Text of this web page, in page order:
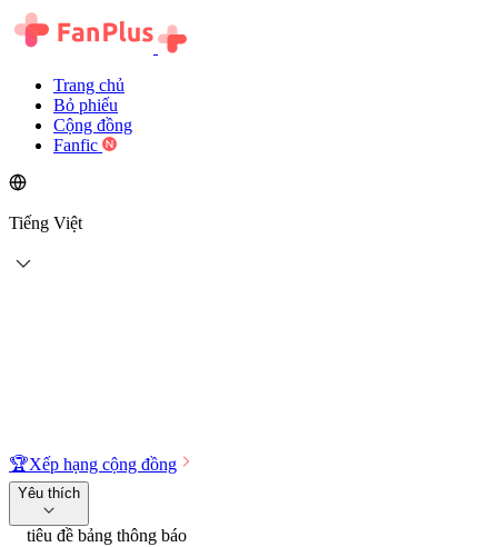
Trang chủ
Bỏ phiếu
Cộng đồng
Fanfic
Tiếng Việt
🏆Xếp hạng cộng đồng
Yêu thích
tiêu đề bảng thông báo